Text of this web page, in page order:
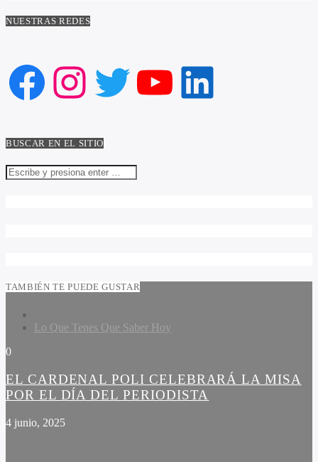
NUESTRAS REDES
Facebook
Instagram
Twitter
YouTube
LinkedIn
BUSCAR EN EL SITIO
TAMBIÉN TE PUEDE GUSTAR
Lo Que Tenes Que Saber Hoy
0
EL CARDENAL POLI CELEBRARÁ LA MISA
POR EL DÍA DEL PERIODISTA
4 junio, 2025